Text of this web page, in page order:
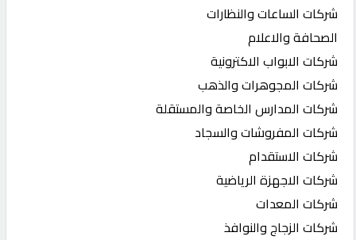
شركات الساعات والنظارات
الصحافة والاعلام
شركات الابواب الاكترونية
شركات المجوهرات والذهب
شركات المدارس الخاصة والمستقلة
شركات المفروشات والسجاد
شركات الاستقدام
شركات الاجهزة الرياضية
شركات المعدات
شركات الزجاج والنوافذ